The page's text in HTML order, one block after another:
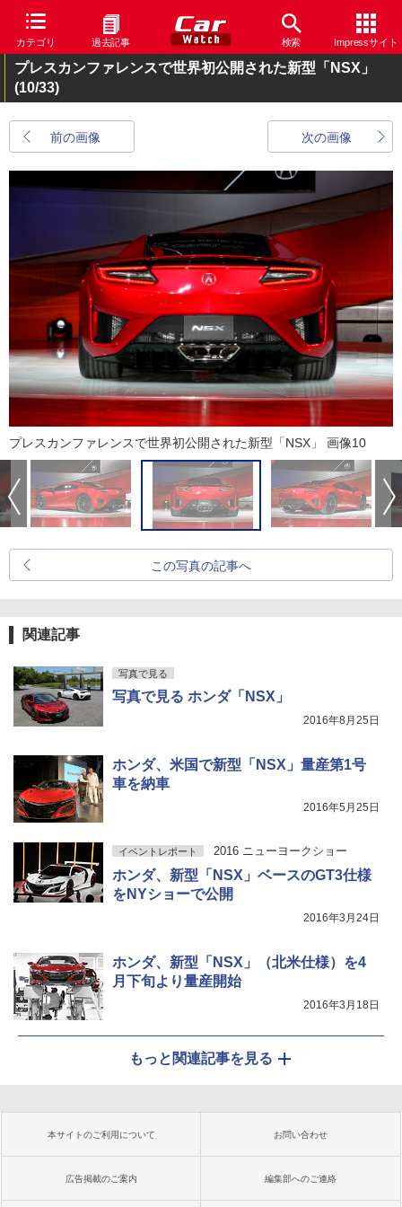
カテゴリ 過去記事 検索 Impressサイト
プレスカンファレンスで世界初公開された新型「NSX」
(10/33)
前の画像 次の画像
プレスカンファレンスで世界初公開された新型「NSX」 画像10
この写真の記事へ
関連記事
写真で見る
写真で見る ホンダ「NSX」
2016年8月25日
ホンダ、米国で新型「NSX」量産第1号
車を納車
2016年5月25日
イベントレポート 2016 ニューヨークショー
ホンダ、新型「NSX」ベースのGT3仕様
をNYショーで公開
2016年3月24日
ホンダ、新型「NSX」（北米仕様）を4
月下旬より量産開始
2016年3月18日
もっと関連記事を見る
本サイトのご利用について お問い合わせ
広告掲載のご案内 編集部へのご連絡